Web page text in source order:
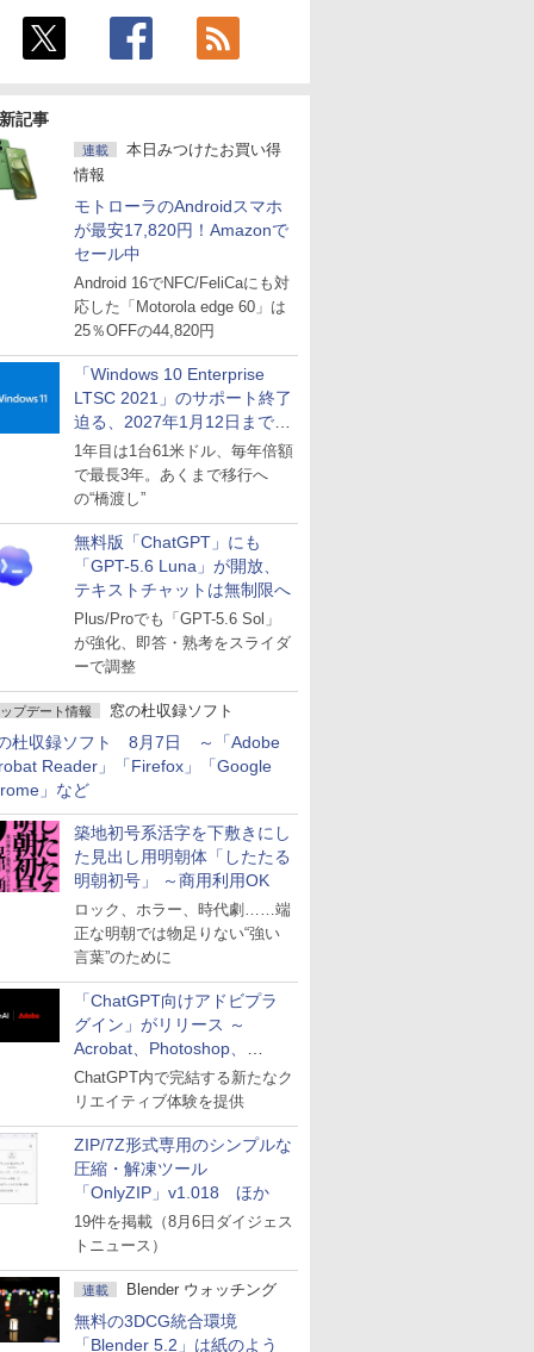
記事
連載
本日みつけたお買い得
情報
モトローラのAndroidスマホ
が最安17,820円！Amazonで
セール中
Android 16でNFC/FeliCaにも対
応した「Motorola edge 60」は
25％OFFの44,820円
「Windows 10 Enterprise
LTSC 2021」のサポート終了
迫る、2027年1月12日まで
～ESUは9月1日から販売
1年目は1台61米ドル、毎年倍額
で最長3年。あくまで移行へ
の“橋渡し”
無料版「ChatGPT」にも
「GPT-5.6 Luna」が開放、
テキストチャットは無制限へ
Plus/Proでも「GPT-5.6 Sol」
が強化、即答・熟考をスライダ
ーで調整
プデート情報 窓の杜収録ソフト
杜収録ソフト 8月7日 ～「Adobe
Reader」「Firefox」「Google
」など
築地初号系活字を下敷きにし
た見出し用明朝体「したたる
明朝初号」 ～商用利用OK
ロック、ホラー、時代劇……端
正な明朝では物足りない“強い
言葉”のために
「ChatGPT向けアドビプラ
グイン」がリリース ～
Acrobat、Photoshop、
Premiereなどの機能を1つの
プラグインに統合
ChatGPT内で完結する新たなク
リエイティブ体験を提供
ZIP/7Z形式専用のシンプルな
圧縮・解凍ツール
「OnlyZIP」v1.018 ほか
19件を掲載（8月6日ダイジェス
トニュース）
連載 Blender ウォッチング
無料の3DCG統合環境
「Blender 5.2」は紙のよう